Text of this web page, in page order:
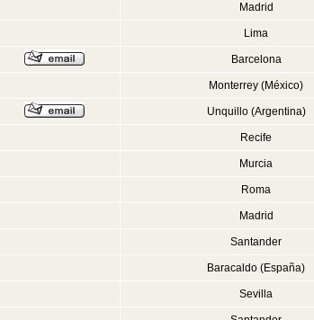
Madrid
Lima
Barcelona
Monterrey (México)
Unquillo (Argentina)
Recife
Murcia
Roma
Madrid
Santander
Baracaldo (España)
Sevilla